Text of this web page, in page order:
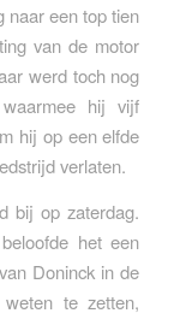
naar een top tien
van de motor
werd toch nog
hij vijf
hij op een elfde
verlaten.
bij op zaterdag.
het een
Doninck in de
te zetten,